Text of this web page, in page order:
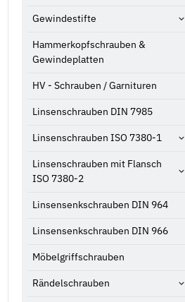
Gewindestifte
Hammerkopfschrauben &
Gewindeplatten
HV - Schrauben / Garnituren
Linsenschrauben DIN 7985
Linsenschrauben ISO 7380-1
Linsenschrauben mit Flansch
ISO 7380-2
Linsensenkschrauben DIN 964
Linsensenkschrauben DIN 966
Möbelgriffschrauben
Rändelschrauben